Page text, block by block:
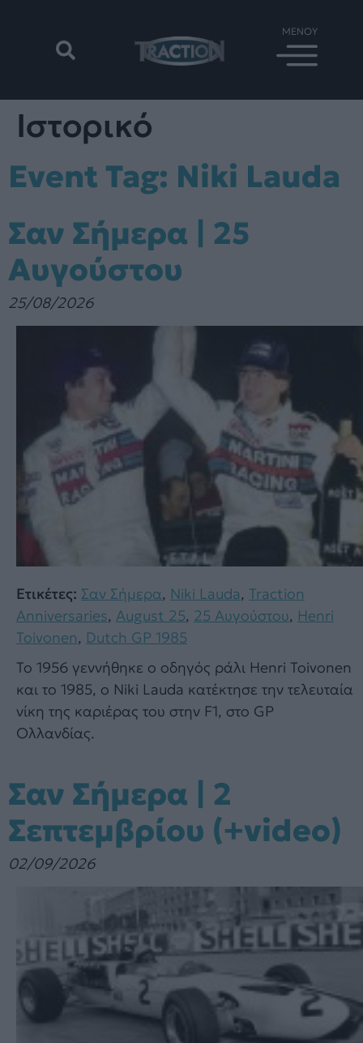
Ιστορικό
Event Tag: Niki Lauda
Σαν Σήμερα | 25
Αυγούστου
25/08/2026
Ετικέτες: Σαν Σήμερα, Niki Lauda, Traction
Anniversaries, August 25, 25 Αυγούστου, Henri
Toivonen, Dutch GP 1985
Το 1956 γεννήθηκε ο οδηγός ράλι Henri Toivonen
και το 1985, ο Niki Lauda κατέκτησε την τελευταία
νίκη της καριέρας του στην F1, στο GP
Ολλανδίας.
Σαν Σήμερα | 2
Σεπτεμβρίου (+video)
02/09/2026